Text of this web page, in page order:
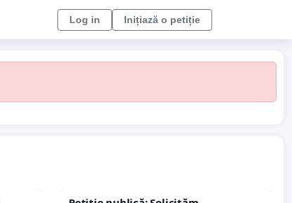
Log in Inițiază o petiție